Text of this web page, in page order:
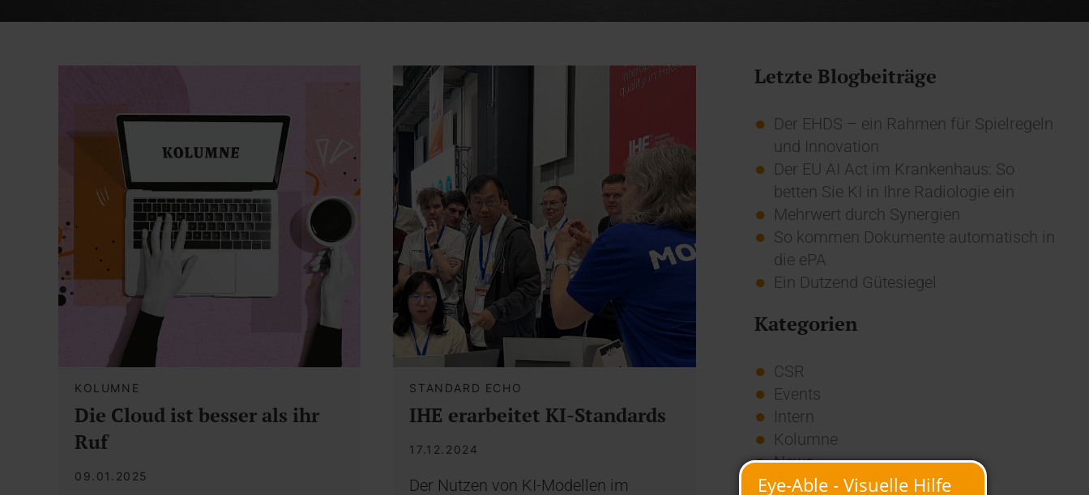
KOLUMNE
Die Cloud ist besser als ihr
Ruf
09.01.2025
STANDARD ECHO
IHE erarbeitet KI-Standards
17.12.2024
Der Nutzen von KI-Modellen im
Letzte Blogbeiträge
Der EHDS – ein Rahmen für Spielregeln
und Innovation
Der EU AI Act im Krankenhaus: So
betten Sie KI in Ihre Radiologie ein
Mehrwert durch Synergien
So kommen Dokumente automatisch in
die ePA
Ein Dutzend Gütesiegel
Kategorien
CSR
Events
Intern
Kolumne
News
Overview